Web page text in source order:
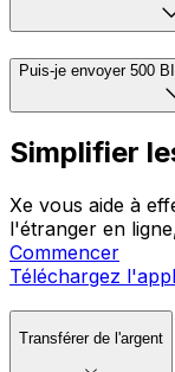
Puis-je envoyer 500
Simplifier
Xe vous aide à
l'étranger en
Commencer
Téléchargez
Transférer de l'argent